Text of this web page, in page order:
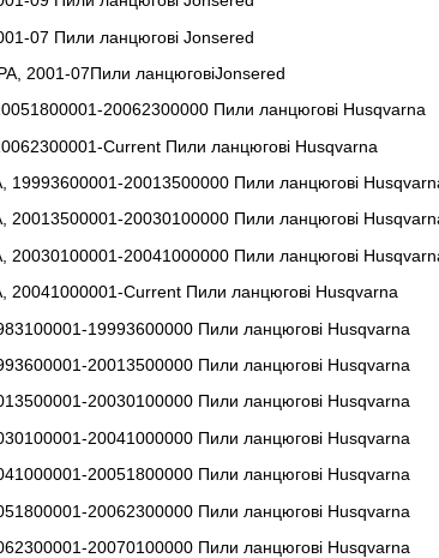
07 Пили ланцюгові Jonsered
2001-07Пили ланцюговіJonsered
20062300000 Пили ланцюгові Husqvarna
Current Пили ланцюгові Husqvarna
19993600001-20013500000 Пили ланцюгові
20013500001-20030100000 Пили ланцюгові
20030100001-20041000000 Пили ланцюгові
20041000001-Current Пили ланцюгові Husqvarna
19993600000 Пили ланцюгові Husqvarna
20013500000 Пили ланцюгові Husqvarna
20030100000 Пили ланцюгові Husqvarna
20041000000 Пили ланцюгові Husqvarna
20051800000 Пили ланцюгові Husqvarna
20062300000 Пили ланцюгові Husqvarna
20070100000 Пили ланцюгові Husqvarna